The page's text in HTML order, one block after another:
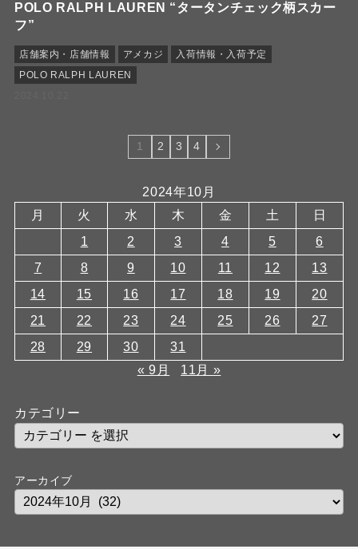
POLO RALPH LAUREN “タータンチェック柄スカー
フ”
店舗案内・店舗情報 アメカジ
入荷情報・入荷予定
POLO RALPH LAUREN
1 2 3 4
2024年10月
月
火 水 木 金 土
日
1
2 3 4 5
6
7
8 9 10 11 12
13
14
15 16 17 18 19
20
21
22 23 24 25 26
27
28
29 30
31
« 9月
11月 »
カテゴリー
アーカイブ